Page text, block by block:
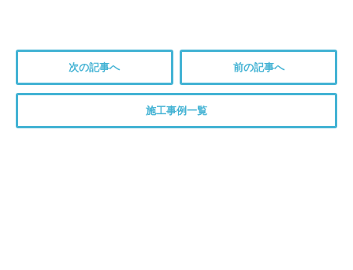
次の記事へ 前の記事へ
施工事例一覧